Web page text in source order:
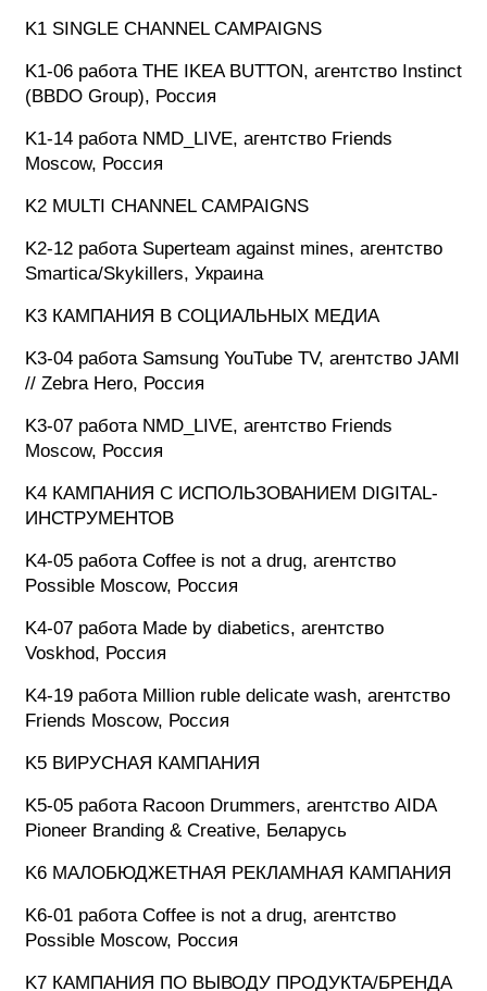
K1 SINGLE CHANNEL CAMPAIGNS
K1-06 работа THE IKEA BUTTON, агентство Instinct
(BBDO Group), Россия
K1-14 работа NMD_LIVE, агентство Friends
Moscow, Россия
K2 MULTI CHANNEL CAMPAIGNS
K2-12 работа Superteam against mines, агентство
Smartica/Skykillers, Украина
K3 КАМПАНИЯ В СОЦИАЛЬНЫХ МЕДИА
K3-04 работа Samsung YouTube TV, агентство JAMI
// Zebra Hero, Россия
K3-07 работа NMD_LIVE, агентство Friends
Moscow, Россия
K4 КАМПАНИЯ С ИСПОЛЬЗОВАНИЕМ DIGITAL-
ИНСТРУМЕНТОВ
K4-05 работа Coffee is not a drug, агентство
Possible Moscow, Россия
K4-07 работа Made by diabetics, агентство
Voskhod, Россия
K4-19 работа Million ruble delicate wash, агентство
Friends Moscow, Россия
K5 ВИРУСНАЯ КАМПАНИЯ
K5-05 работа Racoon Drummers, агентство AIDA
Pioneer Branding & Creative, Беларусь
K6 МАЛОБЮДЖЕТНАЯ РЕКЛАМНАЯ КАМПАНИЯ
K6-01 работа Coffee is not a drug, агентство
Possible Moscow, Россия
K7 КАМПАНИЯ ПО ВЫВОДУ ПРОДУКТА/БРЕНДА